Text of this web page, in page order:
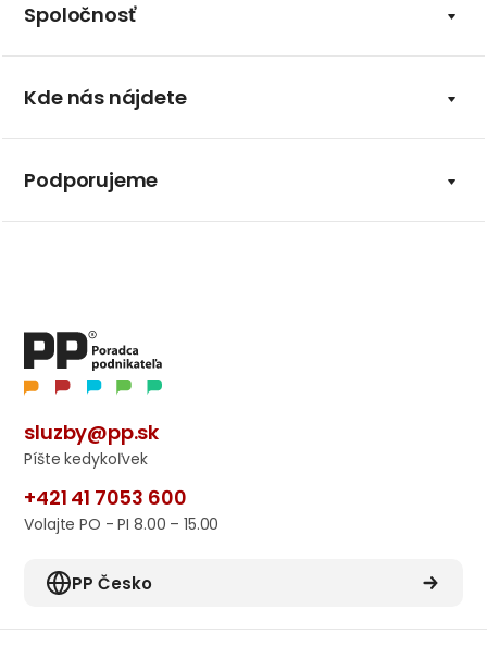
Spoločnosť
Kde nás nájdete
Podporujeme
sluzby@pp.sk
Píšte kedykoľvek
+421 41 7053 600
Volajte PO - PI 8.00 – 15.00
PP Česko